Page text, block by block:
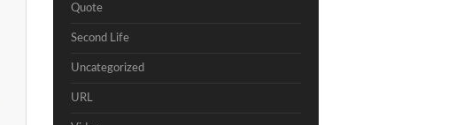
Quote
Second Life
Uncategorized
URL